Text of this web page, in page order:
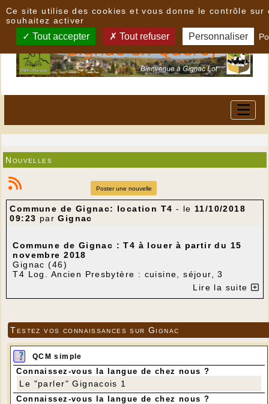
Nouvelles
Poster une nouvelle
Commune de Gignac: location T4 - le 11/10/2018
09:23 parGignac
Commune de Gignac : T4 à louer à partir du 15
novembre 2018
Gignac (46)
T4 Log. Ancien Presbytère : cuisine, séjour, 3
chambres, salle de bain, wc, sur 2 niveaux : 108 m²,
Libre au 15 novembre 2018
Contact: 05.65.37.70.53 ou 06.16.48.10.68
Lire la suite
Testez vos connaissances sur Gignac
QCM simple
Connaissez-vous la langue de chez nous ?
Le "parler" Gignacois 1
Connaissez-vous la langue de chez nous ?
Ce site utilise des cookies et vous donne le contrôle sur
souhaitez activer
Tout accepter Tout refuser Personnaliser